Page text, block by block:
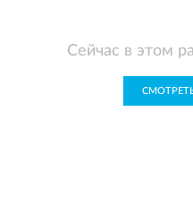
Сейчас в этом